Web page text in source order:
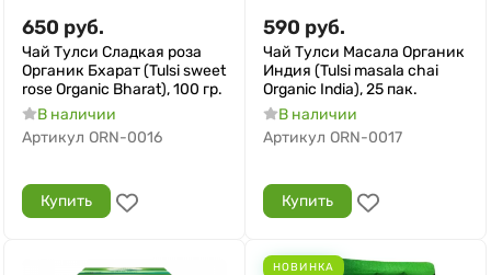
650 руб.
Чай Тулси Сладкая роза
Органик Бхарат (Tulsi sweet
rose Organic Bharat), 100 гр.
В наличии
Артикул ORN-0016
Купить
590 руб.
Чай Тулси Масала Органик
Индия (Tulsi masala chai
Organic India), 25 пак.
В наличии
Артикул ORN-0017
Купить
НОВИНКА